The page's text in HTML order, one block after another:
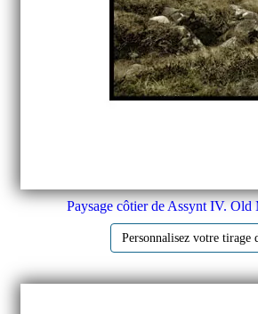
Paysage côtier de Assynt IV. Old
Personnalisez votre tirage